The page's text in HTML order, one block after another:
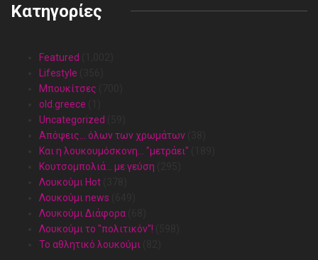
Κατηγορίες
Featured
Lifestyle
Mπουκίτσες
old.greece
Uncategorized
Απόψεις… όλων των χρωμάτων
Και η λουκουμόσκονη… "μετράει"
Κουτσομπολιά… με γεύση
Λουκούμι Hot
Λουκούμι news
Λουκούμι Διάφορα
Λουκούμι το "πολιτικόν"!
Το αθλητικό λουκούμι